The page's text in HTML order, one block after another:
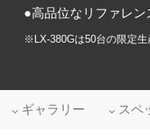
●高品位なリファレ
※LX-380Gは50台の限定生
ギャラリー スペ